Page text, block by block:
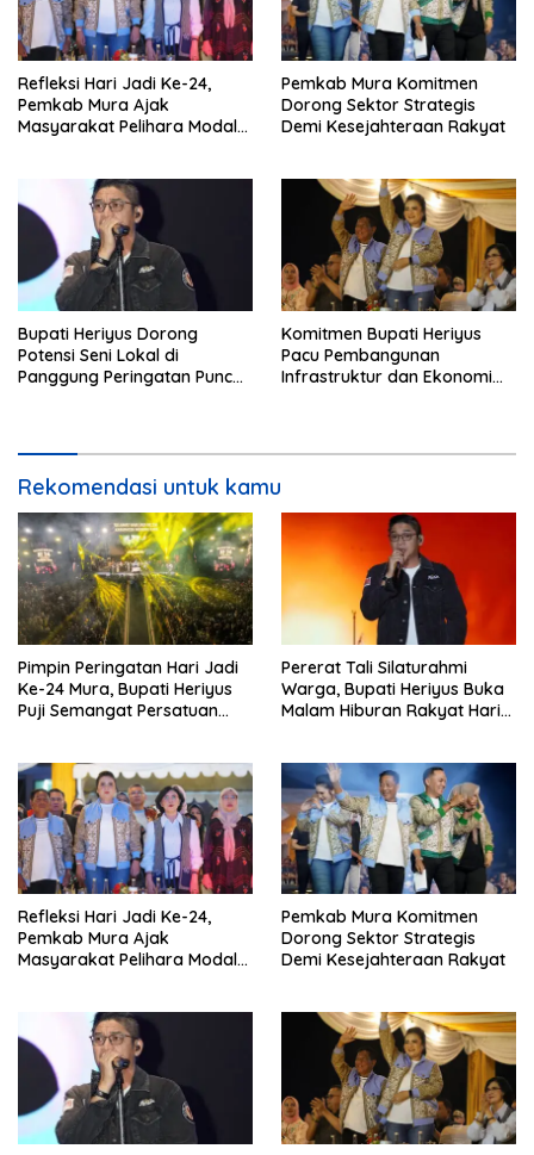
Refleksi Hari Jadi Ke-24,
Pemkab Mura Ajak
Masyarakat Pelihara Modal
Pemkab Mura Komitmen
Dorong Sektor Strategis
Demi Kesejahteraan Rakyat
Bupati Heriyus Dorong
Potensi Seni Lokal di
Panggung Peringatan Puncak
Komitmen Bupati Heriyus
Pacu Pembangunan
Infrastruktur dan Ekonomi
Rekomendasi untuk kamu
Pimpin Peringatan Hari Jadi
Ke-24 Mura, Bupati Heriyus
Puji Semangat Persatuan
Pererat Tali Silaturahmi
Warga, Bupati Heriyus Buka
Malam Hiburan Rakyat Hari
Refleksi Hari Jadi Ke-24,
Pemkab Mura Ajak
Masyarakat Pelihara Modal
Pemkab Mura Komitmen
Dorong Sektor Strategis
Demi Kesejahteraan Rakyat